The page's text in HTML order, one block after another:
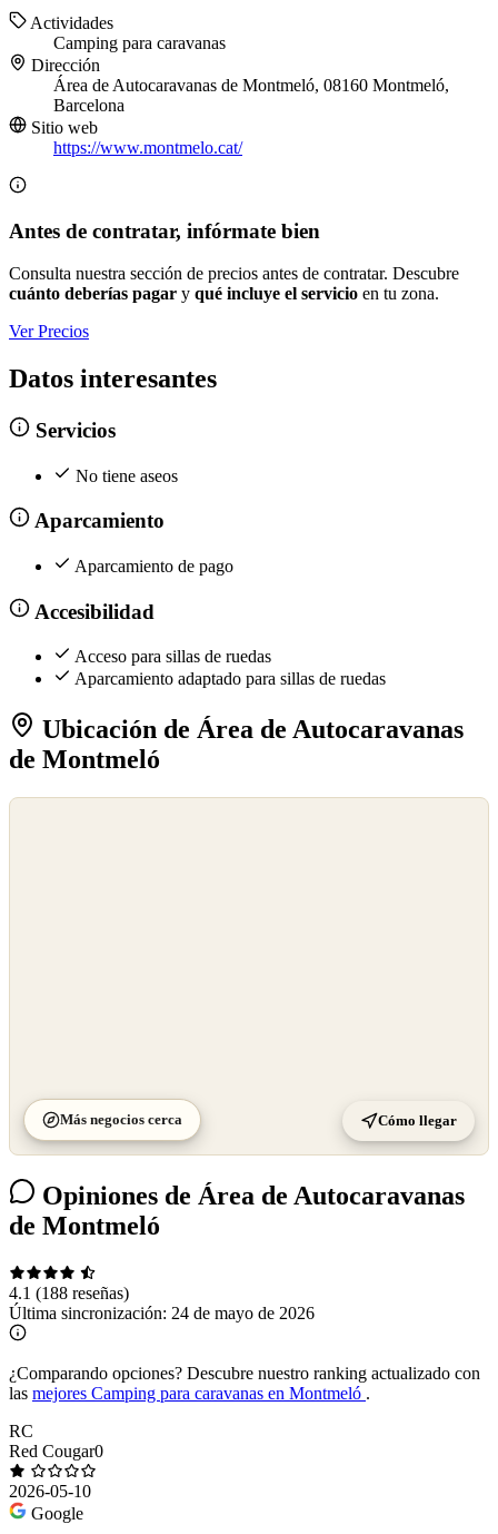
Actividades
Camping para caravanas
Dirección
Área de Autocaravanas de Montmeló, 08160 Montmeló,
Barcelona
Sitio web
https://www.montmelo.cat/
Antes de contratar, infórmate bien
Consulta nuestra sección de precios antes de contratar. Descubre
cuánto deberías pagar y qué incluye el servicio en tu zona.
Ver Precios
Datos interesantes
Servicios
No tiene aseos
Aparcamiento
Aparcamiento de pago
Accesibilidad
Acceso para sillas de ruedas
Aparcamiento adaptado para sillas de ruedas
Ubicación de Área de Autocaravanas
de Montmeló
Más negocios cerca Cómo llegar
Opiniones de Área de Autocaravanas
de Montmeló
4.1 (188 reseñas)
Última sincronización: 24 de mayo de 2026
¿Comparando opciones? Descubre nuestro ranking actualizado con
las mejores Camping para caravanas en Montmeló .
RC
Red Cougar0
2026-05-10
Google